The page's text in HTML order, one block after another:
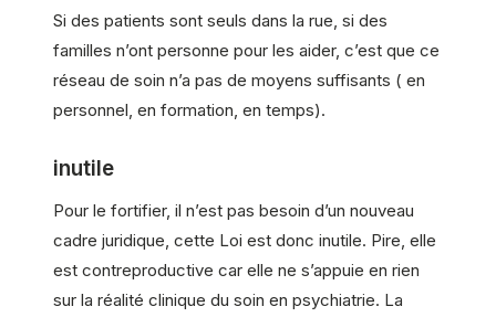
Si des patients sont seuls dans la rue, si des
familles n’ont personne pour les aider, c’est que ce
réseau de soin n’a pas de moyens suffisants ( en
personnel, en formation, en temps).
inutile
Pour le fortifier, il n’est pas besoin d’un nouveau
cadre juridique, cette Loi est donc inutile. Pire, elle
est contreproductive car elle ne s’appuie en rien
sur la réalité clinique du soin en psychiatrie. La